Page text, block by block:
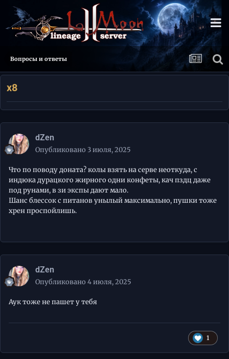
Вопросы и ответы
x8
dZen
Опубликовано 3 июля, 2025
Что по поводу доната? колы взять на серве неоткуда, с
индюка дурацкого жирного одни конфеты, кач пздц даже
под рунами, в зи экспы дают мало.
Шанс блессок с питанов унылый максимально, пушки тоже
хрен проспойлишь.
dZen
Опубликовано 4 июля, 2025
Аук тоже не пашет у тебя
1